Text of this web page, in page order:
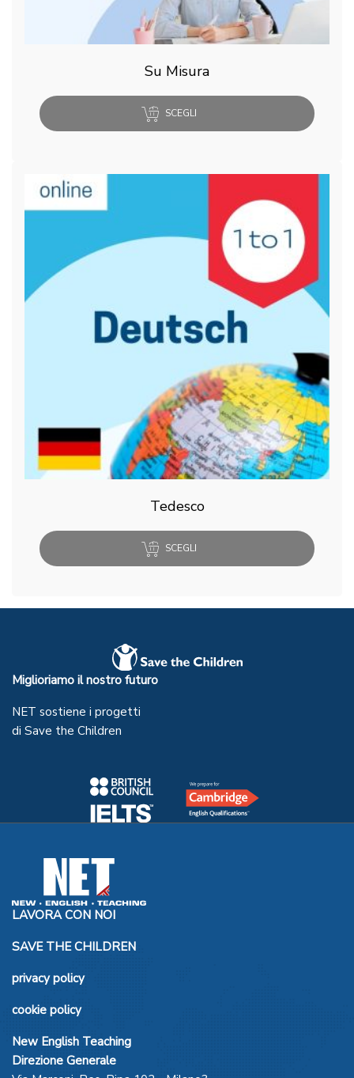
Su Misura
SCEGLI
Tedesco
SCEGLI
Miglioriamo il nostro futuro
NET sostiene i progetti
di Save the Children
LAVORA CON NOI
SAVE THE CHILDREN
privacy policy
cookie policy
New English Teaching
Direzione Generale